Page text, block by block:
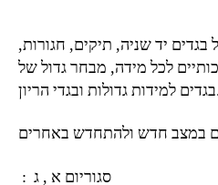
בגדים יד שניה, תיקים, חגורות,
לכל מידה, מבחר גדול של
הריון.
יום א , ג :סגור